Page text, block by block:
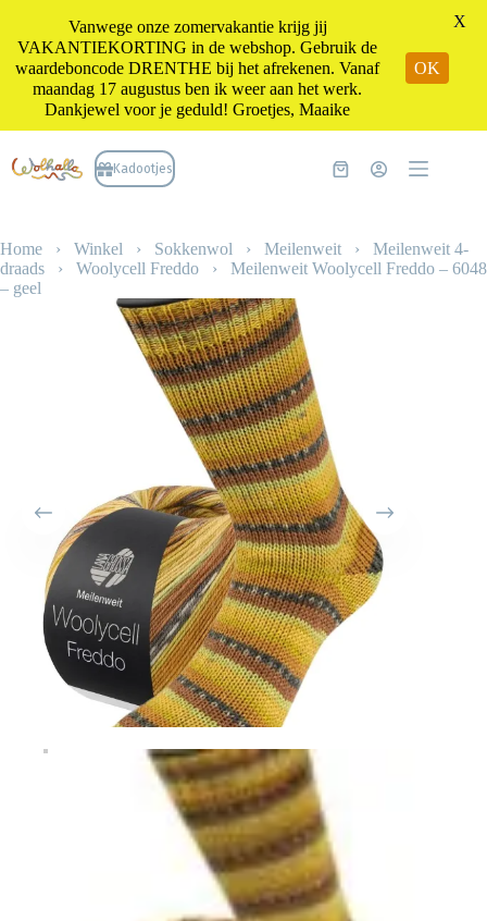
naar
de
Kadootjes Winkelwagen
Home › Winkel › Sokkenwol › Meilenweit › Meilenweit 4-
draads › Woolycell Freddo › Meilenweit Woolycell Freddo – 6048
– geel
Vanwege onze zomervakantie krijg jij
VAKANTIEKORTING in de webshop. Gebruik de
waardeboncode DRENTHE bij het afrekenen. Vanaf
maandag 17 augustus ben ik weer aan het werk.
Dankjewel voor je geduld! Groetjes, Maaike
OK
X